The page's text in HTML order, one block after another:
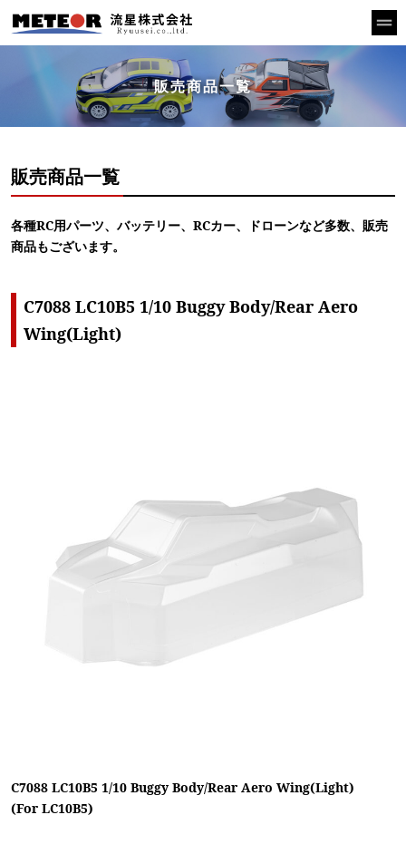
販売商品一覧
販売商品一覧
各種RC用パーツ、バッテリー、RCカー、ドローンなど多数、販売
商品もございます。
C7088 LC10B5 1/10 Buggy Body/Rear Aero
Wing(Light)
C7088 LC10B5 1/10 Buggy Body/Rear Aero Wing(Light)
(For LC10B5)